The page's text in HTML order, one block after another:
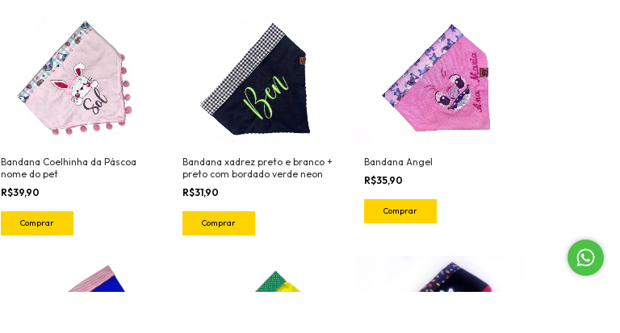
Bandana Coelhinha da Páscoa
nome do pet
R$39,90
Comprar
Bandana xadrez preto e branco +
preto com bordado verde neon
R$31,90
Comprar
Bandana Angel
R$35,90
Comprar